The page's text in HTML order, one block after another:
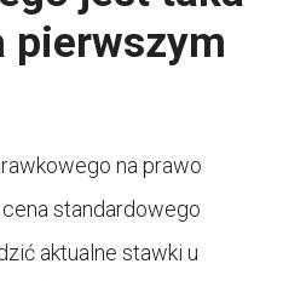
pierwszym
na prawo
standardowego
aktualne stawki u